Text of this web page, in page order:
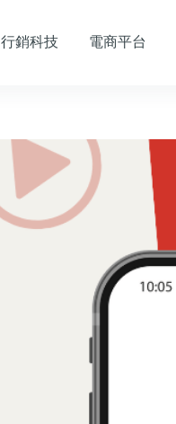
行銷科技 電商平台